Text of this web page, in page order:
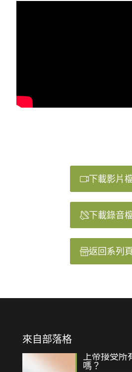
下載影片
下載錄音
返回系列
來自部落格
上帝接受所
嗎？